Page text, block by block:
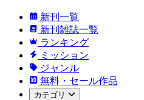
新刊一覧
新刊雑誌一覧
ランキング
ミッション
ジャンル
無料・セール作品
カテゴリ